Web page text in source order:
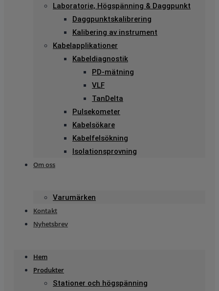
Laboratorie, Högspänning & Daggpunkt
Daggpunktskalibrering
Kalibering av instrument
Kabelapplikationer
Kabeldiagnostik
PD-mätning
VLF
TanDelta
Pulsekometer
Kabelsökare
Kabelfelsökning
Isolationsprovning
Om oss
Varumärken
Kontakt
Nyhetsbrev
Hem
Produkter
Stationer och högspänning